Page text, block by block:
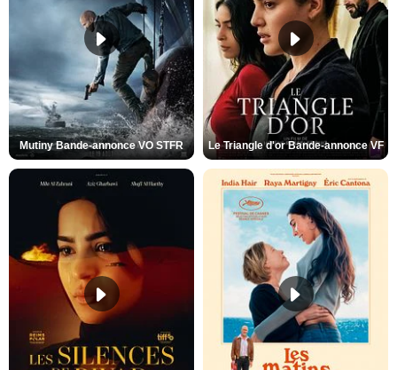
Mutiny Bande-annonce VO STFR Le Triangle d'or Bande-annonce VF